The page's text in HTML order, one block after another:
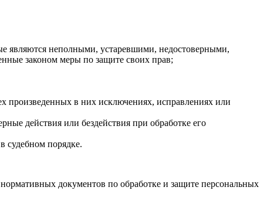
являются неполными, устаревшими, недостоверными,
законом меры по защите своих прав;
произведенных в них исключениях, исправлениях или
действия или бездействия при обработке его
судебном порядке.
документов по обработке и защите персональных